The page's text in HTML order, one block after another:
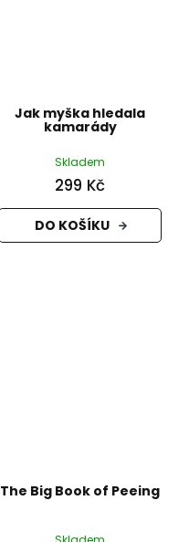
Jak myška hledala
kamarády
Skladem
299 Kč
DO KOŠÍKU
The Big Book of Peeing